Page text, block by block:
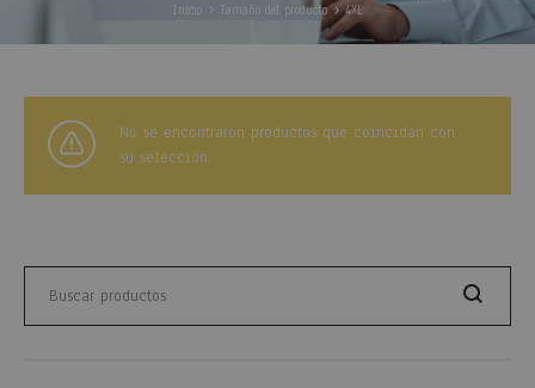
Inicio Tamaño del producto 4XL
No se encontraron productos que coincidan con
su selección.